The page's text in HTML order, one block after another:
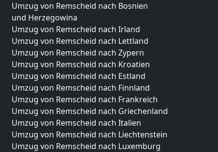
Umzug von Remscheid nach Bosnien
und Herzegowina
Umzug von Remscheid nach Irland
Umzug von Remscheid nach Lettland
Umzug von Remscheid nach Zypern
Umzug von Remscheid nach Kroatien
Umzug von Remscheid nach Estland
Umzug von Remscheid nach Finnland
Umzug von Remscheid nach Frankreich
Umzug von Remscheid nach Griechenland
Umzug von Remscheid nach Italien
Umzug von Remscheid nach Liechtenstein
Umzug von Remscheid nach Luxemburg